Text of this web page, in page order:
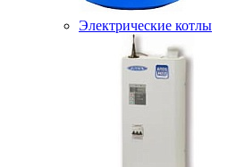
Электрические котлы